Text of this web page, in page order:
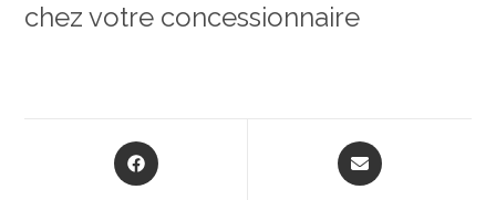
chez votre concessionnaire
Opens
in
Opens
in